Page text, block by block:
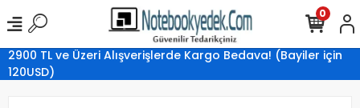
2900 TL ve Üzeri Alışverişlerde Kargo Bedava! (Bayiler için
120USD)
0